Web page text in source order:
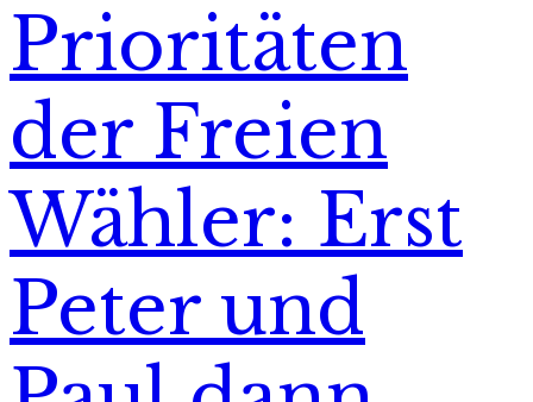
Prioritäten
der Freien
Wähler: Erst
Peter und